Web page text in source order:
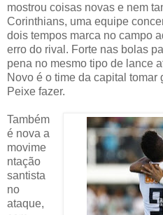
mostrou coisas novas e nem
Corinthians, uma equipe
dois tempos marca no campo
erro do rival. Forte nas bolas
pena no mesmo tipo de lance
Novo é o time da capital
Peixe fazer.
Também
é nova a
movime
ntação
santista
no
ataque,